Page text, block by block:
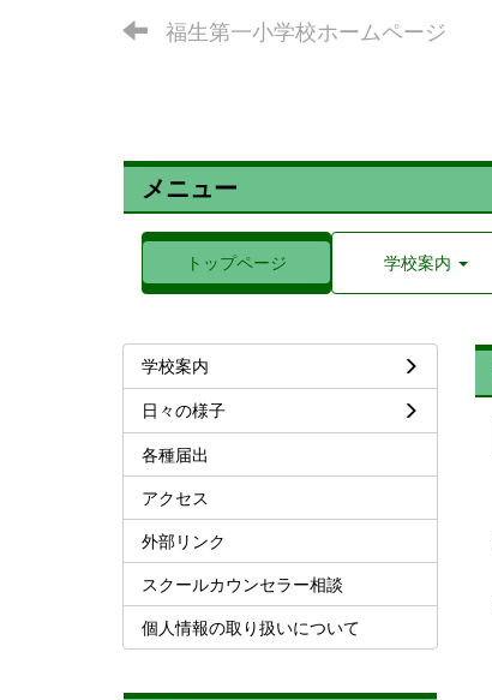
福生第一小学校ホームページ
メニュー
トップページ 学校案内
学校案内
日々の様子
各種届出
アクセス
外部リンク
スクールカウンセラー相談
個人情報の取り扱いについて